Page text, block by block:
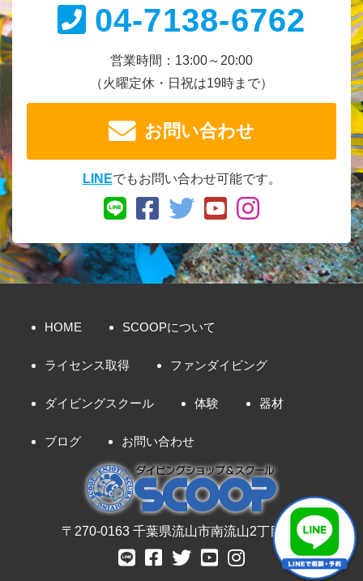
04-7138-6762
営業時間：13:00～20:00
（火曜定休・日祝は19時まで）
お問い合わせ
LINEでもお問い合わせ可能です。
HOME SCOOPについて
ライセンス取得 ファンダイビング
ダイビングスクール 体験 器材
ブログ お問い合わせ
〒270-0163 千葉県流山市南流山2丁目8-7